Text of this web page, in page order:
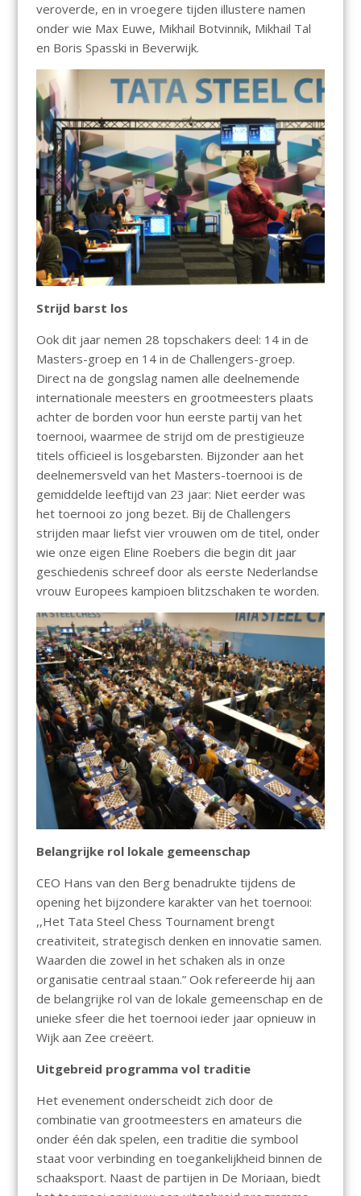
veroverde, en in vroegere tijden illustere namen
onder wie Max Euwe, Mikhail Botvinnik, Mikhail Tal
en Boris Spasski in Beverwijk.
Strijd barst los
Ook dit jaar nemen 28 topschakers deel: 14 in de
Masters-groep en 14 in de Challengers-groep.
Direct na de gongslag namen alle deelnemende
internationale meesters en grootmeesters plaats
achter de borden voor hun eerste partij van het
toernooi, waarmee de strijd om de prestigieuze
titels officieel is losgebarsten. Bijzonder aan het
deelnemersveld van het Masters-toernooi is de
gemiddelde leeftijd van 23 jaar: Niet eerder was
het toernooi zo jong bezet. Bij de Challengers
strijden maar liefst vier vrouwen om de titel, onder
wie onze eigen Eline Roebers die begin dit jaar
geschiedenis schreef door als eerste Nederlandse
vrouw Europees kampioen blitzschaken te worden.
Belangrijke rol lokale gemeenschap
CEO Hans van den Berg benadrukte tijdens de
opening het bijzondere karakter van het toernooi:
,,Het Tata Steel Chess Tournament brengt
creativiteit, strategisch denken en innovatie samen.
Waarden die zowel in het schaken als in onze
organisatie centraal staan.” Ook refereerde hij aan
de belangrijke rol van de lokale gemeenschap en de
unieke sfeer die het toernooi ieder jaar opnieuw in
Wijk aan Zee creëert.
Uitgebreid programma vol traditie
Het evenement onderscheidt zich door de
combinatie van grootmeesters en amateurs die
onder één dak spelen, een traditie die symbool
staat voor verbinding en toegankelijkheid binnen de
schaaksport. Naast de partijen in De Moriaan, biedt